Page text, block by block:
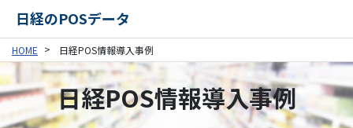
日経のPOSデータ
HOME 日経POS情報導入事例
日経POS情報導入事例